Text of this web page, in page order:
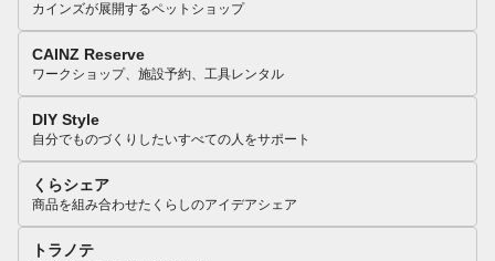
カインズが展開するペットショップ
CAINZ Reserve
ワークショップ、施設予約、工具レンタル
DIY Style
自分でものづくりしたいすべての人をサポート
くらシェア
商品を組み合わせたくらしのアイデアシェア
トラノテ